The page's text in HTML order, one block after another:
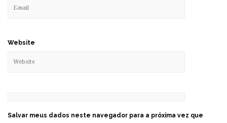
Website
Salvar meus dados neste navegador para a próxima vez que